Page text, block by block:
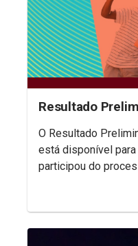
Resultado
O Resultado
está disponível
participou do